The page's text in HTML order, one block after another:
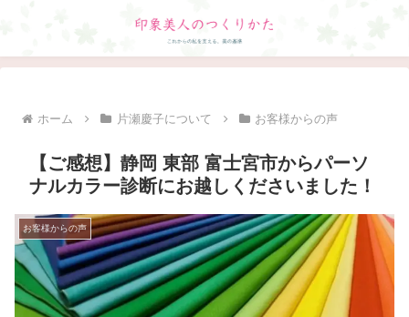
ホーム 片瀬慶子について お客様からの声
【ご感想】静岡 東部 富士宮市からパーソ
ナルカラー診断にお越しくださいました！
お客様からの声